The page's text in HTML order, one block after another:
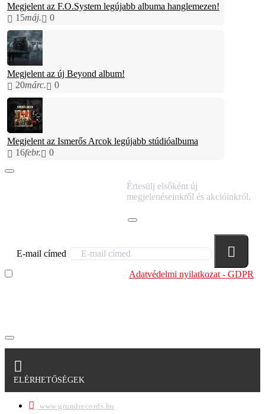
Megjelent az F.O.System legújabb albuma hanglemezen!
15máj. 0
Megjelent az új Beyond album!
20márc. 0
Megjelent az Ismerős Arcok legújabb stúdióalbuma
16febr. 0
Értesülj elsőként új
megjelenéseinkről és akcióinkról.
E-mail címed
Adatvédelmi nyilatkozat - GDPR
ELÉRHETŐSÉGEK
www.grundrecords.hu